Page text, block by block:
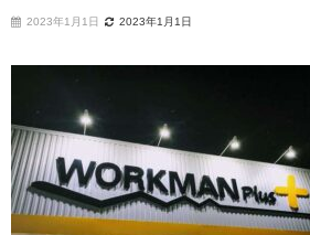
2023年1月1日 2023年1月1日